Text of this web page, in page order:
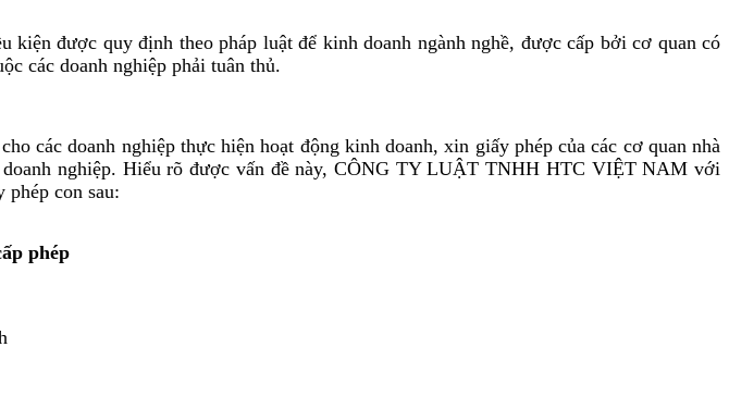
được quy định theo pháp luật để kinh doanh ngành nghề, được cấp bởi cơ quan có
các doanh nghiệp phải tuân thủ.
các doanh nghiệp thực hiện hoạt động kinh doanh, xin giấy phép của các cơ quan nhà
nghiệp. Hiểu rõ được vấn đề này, CÔNG TY LUẬT TNHH HTC VIỆT NAM với
phép con sau:
phép